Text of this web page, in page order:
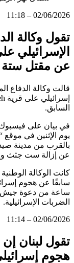
02/06/2026 – 11:18
تقول وكالة
الإسرائيلي
عن مقتل
قالت وكالة الدفاع
السابق.
في بيان على
بالقرب من مدينة
عن إزالة ست جثث
كانت الوكالة الوطنية
ساعة من دعوة جيش
الضربات الإسرائيلية.
02/06/2026 – 11:14
تقول لبنان إن
هجوم